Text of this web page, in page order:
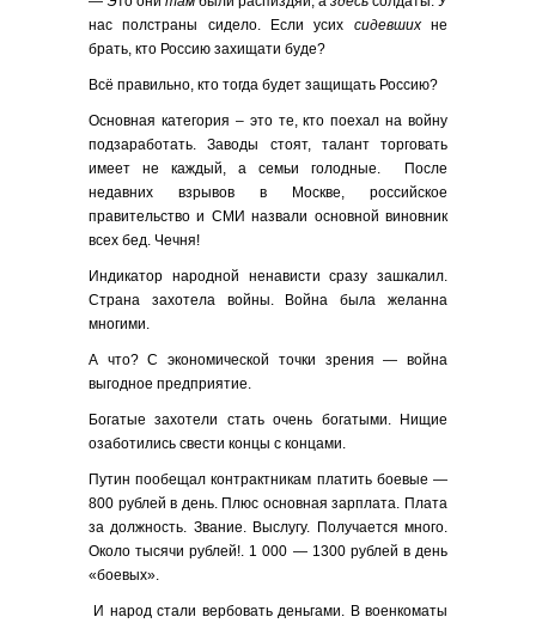
нас полстраны сидело. Если усих сидевшихне
брать, кто Россию захищати буде?
Всё правильно, кто тогда будет защищать Россию?
Основная категория – это те, кто поехал на войну
подзаработать. Заводы стоят, талант торговать
имеет не каждый, а семьи голодные. После
недавних взрывов в Москве, российское
правительство и СМИ назвали основной виновник
всех бед. Чечня!
Индикатор народной ненависти сразу зашкалил.
Страна захотела войны. Война была желанна
многими.
А что? С экономической точки зрения — война
выгодное предприятие.
Богатые захотели стать очень богатыми. Нищие
озаботились свести концы с концами.
Путин пообещал контрактникам платить боевые —
800 рублей в день. Плюс основная зарплата. Плата
за должность. Звание. Выслугу. Получается много.
Около тысячи рублей!. 1 000 — 1300 рублей в день
«боевых».
И народ стали вербовать деньгами. В военкоматы